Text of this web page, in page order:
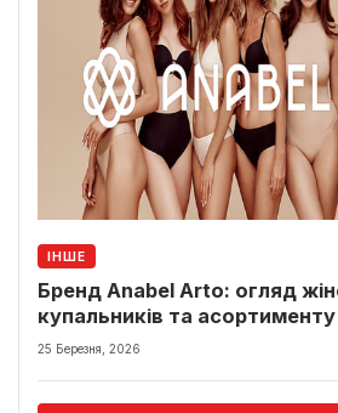
ІНШЕ
Бренд Anabel Arto: огляд
купальників та асортименту
25 Березня, 2026